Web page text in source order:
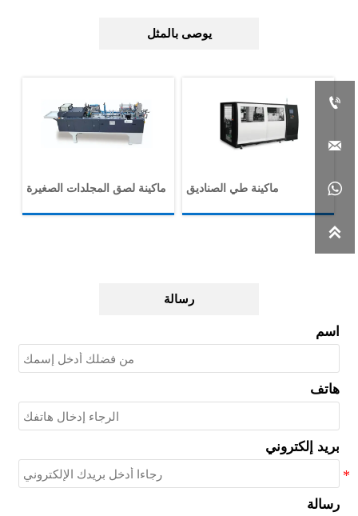
يوصى بالمثل
ماكينة لصق المجلدات الصغيرة ماكينة طي الصناديق
رسالة
اسم
هاتف
بريد إلكتروني
رسالة



